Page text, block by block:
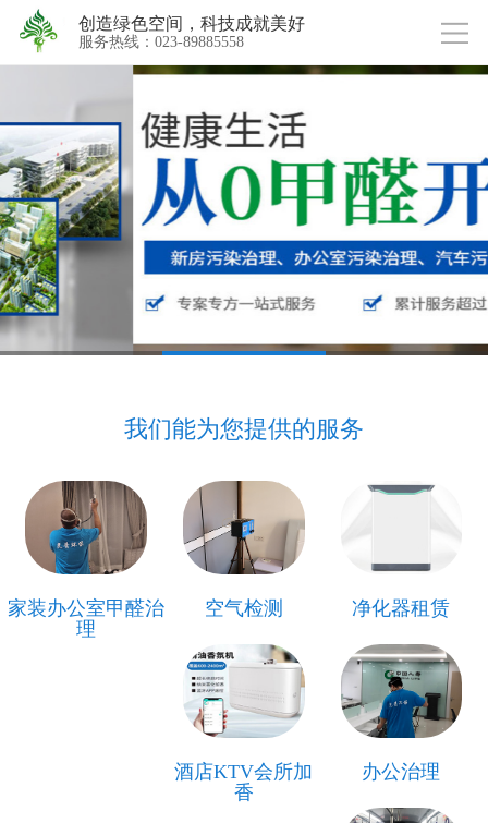
创造绿色空间，科技成就美好
服务热线：023-89885558
我们能为您提供的服务
家装办公室甲醛治
理
空气检测 净化器租赁
酒店KTV会所加
香
办公治理